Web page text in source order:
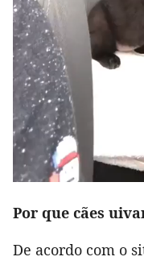
Por que cães
De acordo com o